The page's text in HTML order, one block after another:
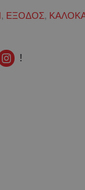
, ΕΞΟΔΟΣ,
!